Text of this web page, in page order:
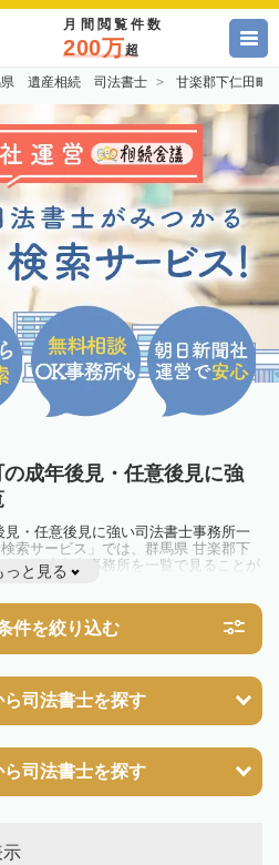
月間閲覧件数
200万超
県 遺産相続 司法書士 甘楽郡下仁田
成年後見・任意後見に強
・任意後見に強い司法書士事務所一
索サービス」では、群馬県 甘楽郡下
い司法書士事務所を一覧で見ることが
みを抱えている方は一度近隣の司法書
っと見る
件を絞り込む
司法書士を探す
司法書士を探す
示